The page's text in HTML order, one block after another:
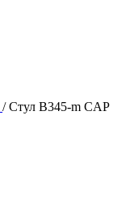
/ Стул B345-m CAP